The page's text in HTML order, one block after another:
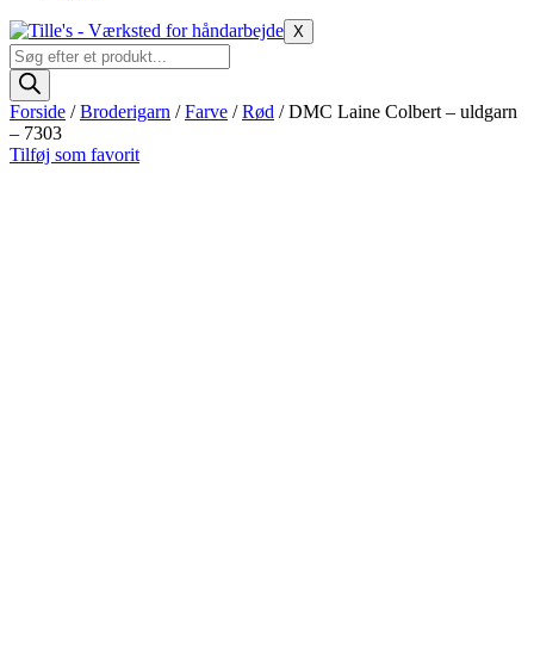
X
Products
search
Forside /Broderigarn /Farve /Rød / DMC Laine Colbert – uldgarn
– 7303
Tilføj som favorit